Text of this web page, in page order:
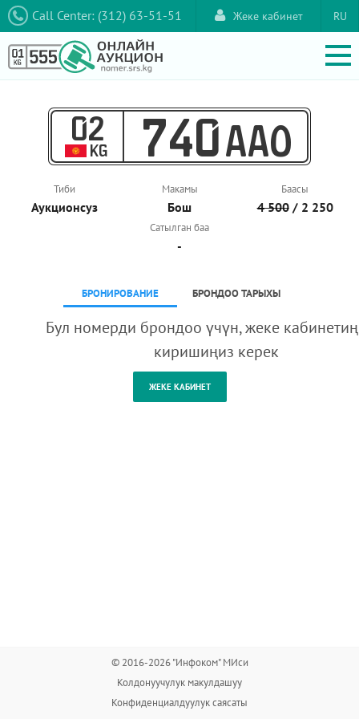
Call Center: (312) 63-51-51 RU
Жеке кабинет
02
KG 740 AAO
Тиби
Аукционcуз
Макамы
Бош
Баасы
4 500/ 2 250
Сатылган баа
-
БРОНИРОВАНИЕ БРОНДОО ТАРЫХЫ
Бул номерди брондоо үчүн, жеке
киришиңиз керек
© 2016-2026 "Инфоком" МИси
Колдонуучулук макулдашуу
Конфиденциалдуулук саясаты